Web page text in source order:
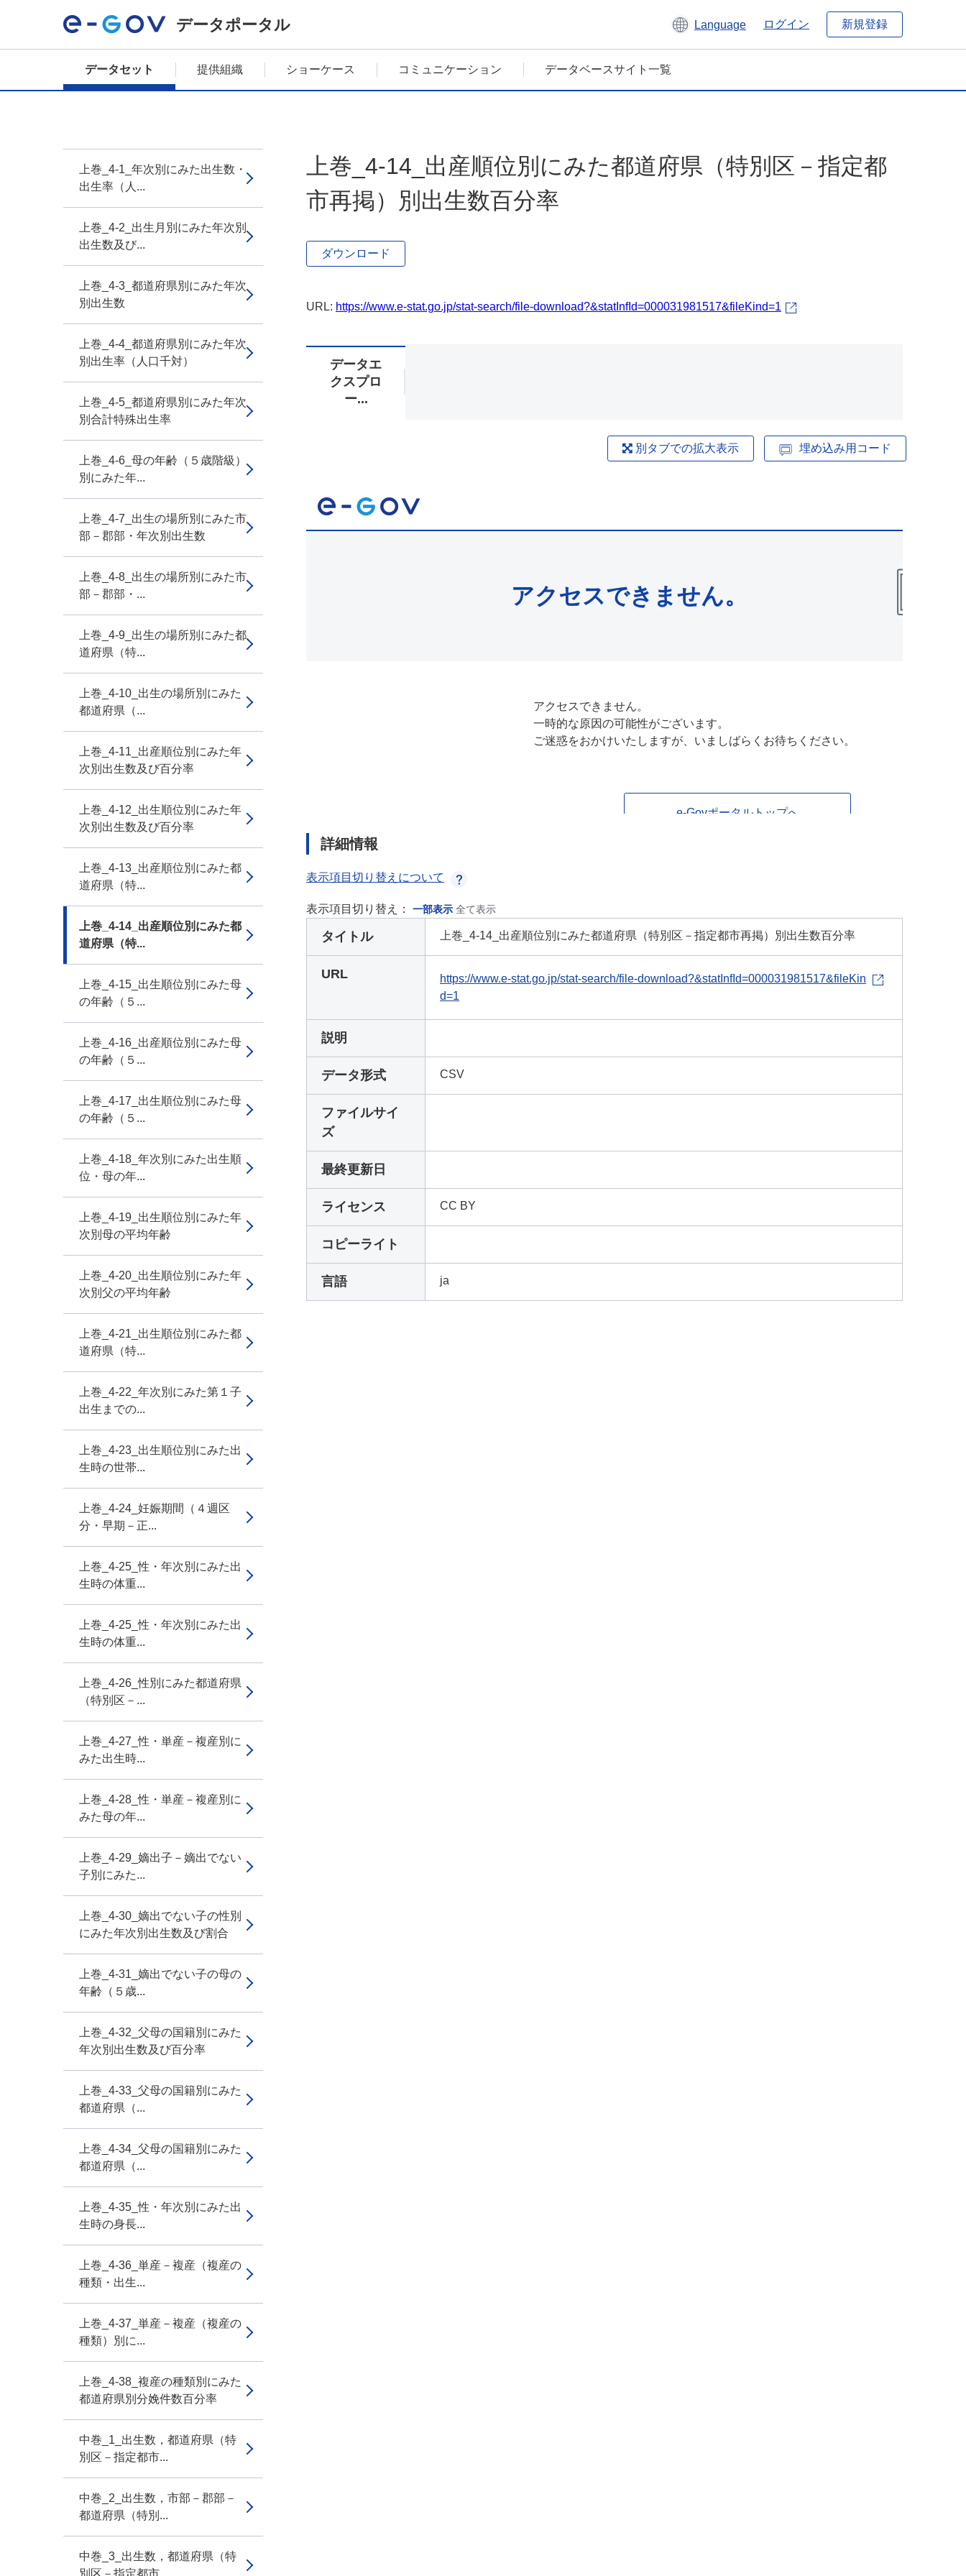
データポータル Language ログイン 新規登録
データセット 提供組織 ショーケース コミュニケーション データベースサイト一覧
上巻_4-1_年次別にみた出生数・
出生率（人...
上巻_4-2_出生月別にみた年次別
出生数及び...
上巻_4-3_都道府県別にみた年次
別出生数
上巻_4-4_都道府県別にみた年次
別出生率（人口千対）
上巻_4-5_都道府県別にみた年次
別合計特殊出生率
上巻_4-6_母の年齢（５歳階級）
別にみた年...
上巻_4-7_出生の場所別にみた市
部－郡部・年次別出生数
上巻_4-8_出生の場所別にみた市
部－郡部・...
上巻_4-9_出生の場所別にみた都
道府県（特...
上巻_4-10_出生の場所別にみた
都道府県（...
上巻_4-11_出産順位別にみた年
次別出生数及び百分率
上巻_4-12_出生順位別にみた年
次別出生数及び百分率
上巻_4-13_出産順位別にみた都
道府県（特...
上巻_4-14_出産順位別にみた都
道府県（特...
上巻_4-15_出生順位別にみた母
の年齢（５...
上巻_4-16_出産順位別にみた母
の年齢（５...
上巻_4-17_出生順位別にみた母
の年齢（５...
上巻_4-18_年次別にみた出生順
位・母の年...
上巻_4-19_出生順位別にみた年
次別母の平均年齢
上巻_4-20_出生順位別にみた年
次別父の平均年齢
上巻_4-21_出生順位別にみた都
道府県（特...
上巻_4-22_年次別にみた第１子
出生までの...
上巻_4-23_出生順位別にみた出
生時の世帯...
上巻_4-24_妊娠期間（４週区
分・早期－正...
上巻_4-25_性・年次別にみた出
生時の体重...
上巻_4-25_性・年次別にみた出
生時の体重...
上巻_4-26_性別にみた都道府県
（特別区－...
上巻_4-27_性・単産－複産別に
みた出生時...
上巻_4-28_性・単産－複産別に
みた母の年...
上巻_4-29_嫡出子－嫡出でない
子別にみた...
上巻_4-30_嫡出でない子の性別
にみた年次別出生数及び割合
上巻_4-31_嫡出でない子の母の
年齢（５歳...
上巻_4-32_父母の国籍別にみた
年次別出生数及び百分率
上巻_4-33_父母の国籍別にみた
都道府県（...
上巻_4-34_父母の国籍別にみた
都道府県（...
上巻_4-35_性・年次別にみた出
生時の身長...
上巻_4-36_単産－複産（複産の
種類・出生...
上巻_4-37_単産－複産（複産の
種類）別に...
上巻_4-38_複産の種類別にみた
都道府県別分娩件数百分率
中巻_1_出生数，都道府県（特
別区－指定都市...
中巻_2_出生数，市部－郡部－
都道府県（特別...
中巻_3_出生数，都道府県（特
別区－指定都市...
上巻_4-14_出産順位別にみた都道府県（特別区－指定都
市再掲）別出生数百分率
ダウンロード
URL: https://www.e-stat.go.jp/stat-search/file-download?&statInfId=000031981517&fileKind=1
データエ
クスプロ
ー...
別タブでの拡大表示 埋め込み用コード
詳細情報
表示項目切り替えについて
表示項目切り替え： 一部表示 全て表示
タイトル 上巻_4-14_出産順位別にみた都道府県（特別区－指定都市再掲）別出生数百分率
URL
https://www.e-stat.go.jp/stat-search/file-download?&statInfId=000031981517&fileKin
d=1
説明
データ形式 CSV
ファイルサイ
ズ
最終更新日
ライセンス CC BY
コピーライト
言語 ja